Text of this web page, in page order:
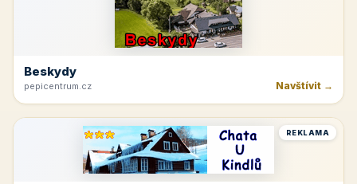
Beskydy
pepicentrum.cz Navštívit →
REKLAMA